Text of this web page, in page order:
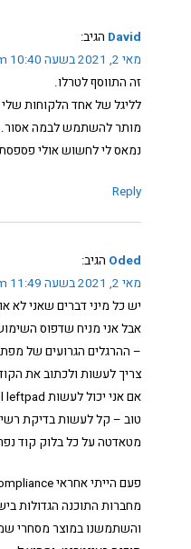
David הגיב:
מאי 2, 2021 בשעה 10:40 am
זה התווסף לטרלו.
לליגל של אחד הלקוחות
מותר להשתמש לבמה אסור.
נמאס לי לחשוש אולי
Reply
Oded הגיב:
מאי 2, 2021 בשעה 11:49 am
צריך לעשות ולכתוב את
טוב – קל לעשות בדיקת
מטאדטה על כל בלוק קוד
והשתמשנו במוצר מסחרי